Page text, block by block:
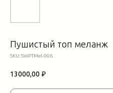
Пушистый топ меланж
SKU:SWPTMel-006
13000,00 ₽